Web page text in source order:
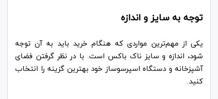
توجه به سایز و اندازه
یکی از مهم‌ترین مواردی که هنگام خرید باید به آن توجه
شود، اندازه و سایز ناک باکس است. با در نظر گرفتن فضای
آشپزخانه و دستگاه اسپرسوساز خود بهترین گزینه را انتخاب
کنید.